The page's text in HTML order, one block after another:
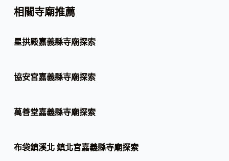
相關寺廟推薦
星拱殿嘉義縣寺廟探索
協安宮嘉義縣寺廟探索
萬善堂嘉義縣寺廟探索
布袋鎮溪北 鎮北宮嘉義縣寺廟探索